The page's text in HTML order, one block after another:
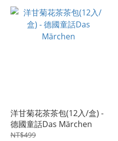
洋甘菊花茶茶包(12入/盒) -
德國童話Das Märchen
NT$499